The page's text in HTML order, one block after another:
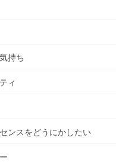
持ち
ィ
ンスをどうにかしたい